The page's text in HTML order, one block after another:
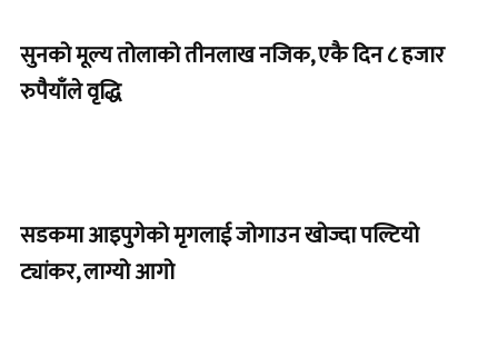
सुनको मूल्य तोलाको तीनलाख नजिक, एकै दिन ८ हजार
रुपैयाँले वृद्धि
सडकमा आइपुगेको मृगलाई जोगाउन खोज्दा पल्टियो
ट्यांकर, लाग्यो आगो